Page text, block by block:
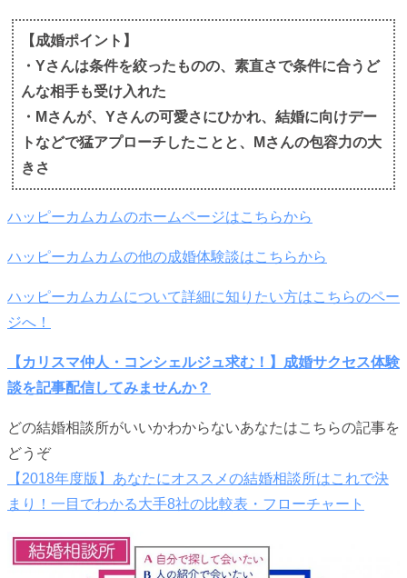
【成婚ポイント】
・Yさんは条件を絞ったものの、素直さで条件に合うど
んな相手も受け入れた
・Mさんが、Yさんの可愛さにひかれ、結婚に向けデー
トなどで猛アプローチしたことと、Mさんの包容力の大
きさ
ハッピーカムカムのホームページはこちらから
ハッピーカムカムの他の成婚体験談はこちらから
ハッピーカムカムについて詳細に知りたい方はこちらのペー
ジへ！
【カリスマ仲人・コンシェルジュ求む！】成婚サクセス体験
談を記事配信してみませんか？
どの結婚相談所がいいかわからないあなたはこちらの記事を
どうぞ
【2018年度版】あなたにオススメの結婚相談所はこれで決
まり！一目でわかる大手8社の比較表・フローチャート